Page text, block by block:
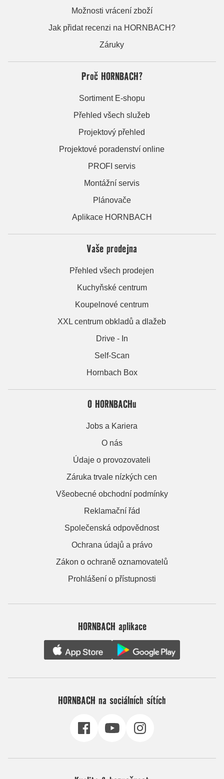
Možnosti vrácení zboží
Jak přidat recenzi na HORNBACH?
Záruky
Proč HORNBACH?
Sortiment E-shopu
Přehled všech služeb
Projektový přehled
Projektové poradenství online
PROFI servis
Montážní servis
Plánovače
Aplikace HORNBACH
Vaše prodejna
Přehled všech prodejen
Kuchyňské centrum
Koupelnové centrum
XXL centrum obkladů a dlažeb
Drive - In
Self-Scan
Hornbach Box
O HORNBACHu
Jobs a Kariera
O nás
Údaje o provozovateli
Záruka trvale nízkých cen
Všeobecné obchodní podmínky
Reklamační řád
Společenská odpovědnost
Ochrana údajů a právo
Zákon o ochraně oznamovatelů
Prohlášení o přístupnosti
HORNBACH aplikace
HORNBACH na sociálních sítích